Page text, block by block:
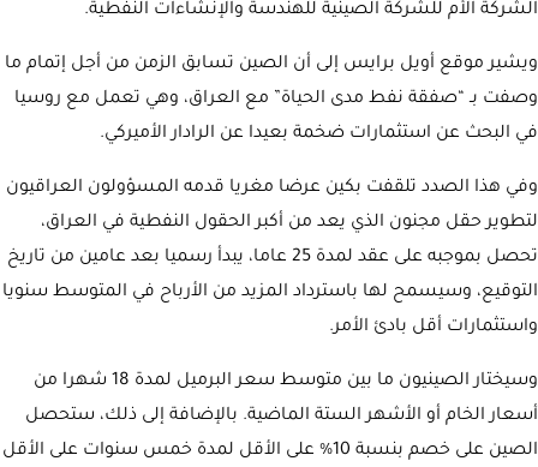
الشركة الأم للشركة الصينية للهندسة والإنشاءات النفطية.
ويشير موقع أويل برايس إلى أن الصين تسابق الزمن من أجل إتمام ما
وصفت بـ “صفقة نفط مدى الحياة” مع العراق، وهي تعمل مع روسيا
في البحث عن استثمارات ضخمة بعيدا عن الرادار الأميركي.
وفي هذا الصدد تلقفت بكين عرضا مغريا قدمه المسؤولون العراقيون
لتطوير حقل مجنون الذي يعد من أكبر الحقول النفطية في العراق،
تحصل بموجبه على عقد لمدة 25 عاما، يبدأ رسميا بعد عامين من تاريخ
التوقيع، وسيسمح لها باسترداد المزيد من الأرباح في المتوسط سنويا
واستثمارات أقل بادئ الأمر.
وسيختار الصينيون ما بين متوسط سعر البرميل لمدة 18 شهرا من
أسعار الخام أو الأشهر الستة الماضية. بالإضافة إلى ذلك، ستحصل
الصين على خصم بنسبة 10% على الأقل لمدة خمس سنوات على الأقل